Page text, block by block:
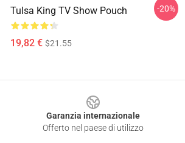
Tulsa King TV Show Pouch
19,82 € $21.55
-20%
Garanzia internazionale
Offerto nel paese di utilizzo